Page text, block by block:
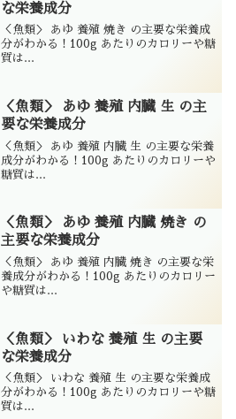
な栄養成分
＜魚類＞ あゆ 養殖 焼き の主要な栄養成
分がわかる！100g あたりのカロリーや糖
質は...
＜魚類＞ あゆ 養殖 内臓 生 の主
要な栄養成分
＜魚類＞ あゆ 養殖 内臓 生 の主要な栄養
成分がわかる！100g あたりのカロリーや
糖質は...
＜魚類＞ あゆ 養殖 内臓 焼き の
主要な栄養成分
＜魚類＞ あゆ 養殖 内臓 焼き の主要な栄
養成分がわかる！100g あたりのカロリー
や糖質は...
＜魚類＞ いわな 養殖 生 の主要
な栄養成分
＜魚類＞ いわな 養殖 生 の主要な栄養成
分がわかる！100g あたりのカロリーや糖
質は...